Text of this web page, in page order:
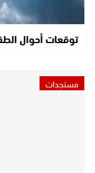
توقعات أحوال
مستجدات